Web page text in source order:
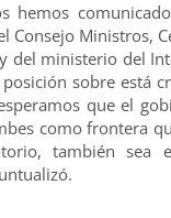
hemos
Consejo Ministros,
del ministerio del
sobre está
que el
como frontera
también sea